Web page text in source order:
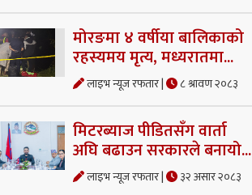
मोरङमा ४ वर्षीया बालिकाको
रहस्यमय मृत्य, मध्यरातमा...
लाइभ न्यूज रफतार | ८ श्रावण २०८३
मिटरब्याज पीडितसँग वार्ता
अघि बढाउन सरकारले बनायो...
लाइभ न्यूज रफतार | ३२ असार २०८३